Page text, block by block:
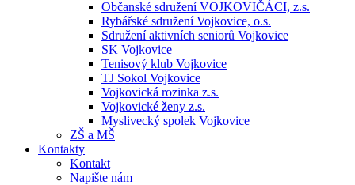
Občanské sdružení VOJKOVIČÁCI, z.s.
Rybářské sdružení Vojkovice, o.s.
Sdružení aktivních seniorů Vojkovice
SK Vojkovice
Tenisový klub Vojkovice
TJ Sokol Vojkovice
Vojkovická rozinka z.s.
Vojkovické ženy z.s.
Myslivecký spolek Vojkovice
ZŠ a MŠ
Kontakty
Kontakt
Napište nám